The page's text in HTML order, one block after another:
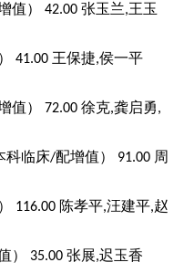
值） 42.00 张玉兰,王玉
41.00 王保捷,侯一平
值） 72.00 徐克,龚启勇,
科临床/配增值） 91.00 周
116.00 陈孝平,汪建平,赵
） 35.00 张展,迟玉香